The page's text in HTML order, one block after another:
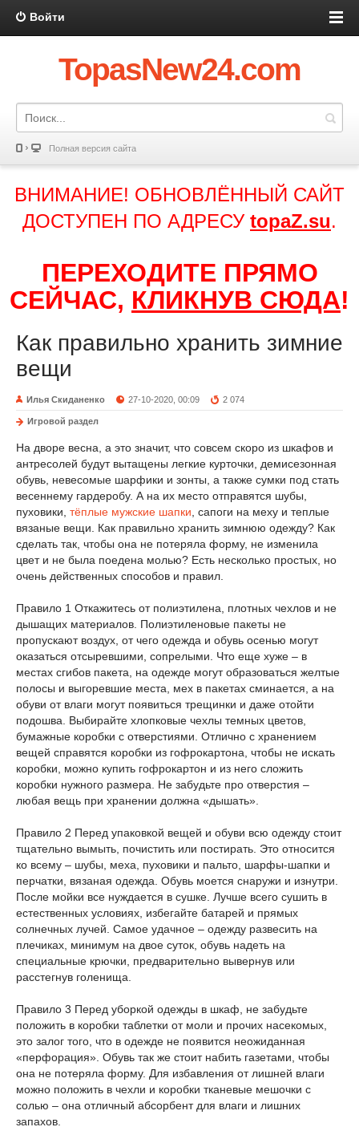
Войти
TopasNew24.com
Полная версия сайта
ВНИМАНИЕ! ОБНОВЛЁННЫЙ САЙТ
ДОСТУПЕН ПО АДРЕСУ topaZ.su.
ПЕРЕХОДИТЕ ПРЯМО
СЕЙЧАС, КЛИКНУВ СЮДА!
Как правильно хранить зимние
вещи
Илья Скиданенко 27-10-2020, 00:09 2 074
Игровой раздел
На дворе весна, а это значит, что совсем скоро из шкафов и
антресолей будут вытащены легкие курточки, демисезонная
обувь, невесомые шарфики и зонты, а также сумки под стать
весеннему гардеробу. А на их место отправятся шубы,
пуховики, тёплые мужские шапки , сапоги на меху и теплые
вязаные вещи. Как правильно хранить зимнюю одежду? Как
сделать так, чтобы она не потеряла форму, не изменила
цвет и не была поедена молью? Есть несколько простых, но
очень действенных способов и правил.
Правило 1 Откажитесь от полиэтилена, плотных чехлов и не
дышащих материалов. Полиэтиленовые пакеты не
пропускают воздух, от чего одежда и обувь осенью могут
оказаться отсыревшими, сопрелыми. Что еще хуже – в
местах сгибов пакета, на одежде могут образоваться желтые
полосы и выгоревшие места, мех в пакетах сминается, а на
обуви от влаги могут появиться трещинки и даже отойти
подошва. Выбирайте хлопковые чехлы темных цветов,
бумажные коробки с отверстиями. Отлично с хранением
вещей справятся коробки из гофрокартона, чтобы не искать
коробки, можно купить гофрокартон и из него сложить
коробки нужного размера. Не забудьте про отверстия –
любая вещь при хранении должна «дышать».
Правило 2 Перед упаковкой вещей и обуви всю одежду стоит
тщательно вымыть, почистить или постирать. Это относится
ко всему – шубы, меха, пуховики и пальто, шарфы-шапки и
перчатки, вязаная одежда. Обувь моется снаружи и изнутри.
После мойки все нуждается в сушке. Лучше всего сушить в
естественных условиях, избегайте батарей и прямых
солнечных лучей. Самое удачное – одежду развесить на
плечиках, минимум на двое суток, обувь надеть на
специальные крючки, предварительно вывернув или
расстегнув голенища.
Правило 3 Перед уборкой одежды в шкаф, не забудьте
положить в коробки таблетки от моли и прочих насекомых,
это залог того, что в одежде не появится неожиданная
«перфорация». Обувь так же стоит набить газетами, чтобы
она не потеряла форму. Для избавления от лишней влаги
можно положить в чехли и коробки тканевые мешочки с
солью – она отличный абсорбент для влаги и лишних
запахов.